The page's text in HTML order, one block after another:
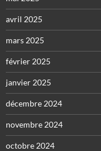
avril 2025
mars 2025
février 2025
janvier 2025
décembre 2024
novembre 2024
octobre 2024